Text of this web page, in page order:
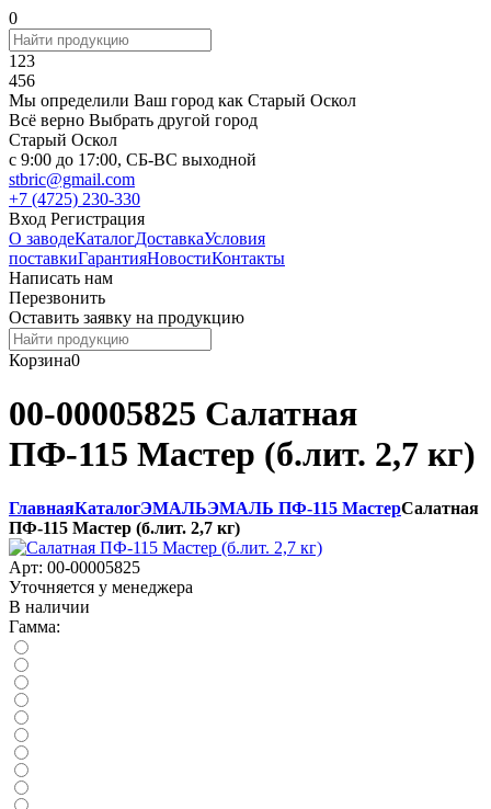
0
123
456
Мы определили Ваш город как Старый Оскол
Всё верно Выбрать другой город
Старый Оскол
c 9:00 до 17:00, СБ-ВС выходной
stbric@gmail.com
+7 (4725) 230-330
Вход Регистрация
О заводеКаталогДоставкаУсловия
поставкиГарантияНовостиКонтакты
Написать нам
Перезвонить
Оставить заявку на продукцию
Корзина0
00-00005825 Салатная
ПФ-115 Мастер (б.лит. 2,7 кг)
ГлавнаяКаталогЭМАЛЬЭМАЛЬ ПФ-115 МастерСалатная
ПФ-115 Мастер (б.лит. 2,7 кг)
Арт: 00-00005825
Уточняется у менеджера
В наличии
Гамма: